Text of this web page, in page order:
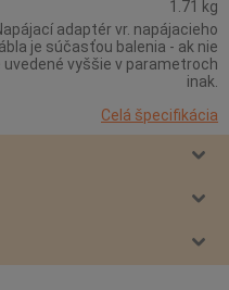
1.71 kg
adaptér vr. napájacieho
je súčasťou balenia - ak nie
uvedené vyššie v parametroch
inak.
Celá špecifikácia